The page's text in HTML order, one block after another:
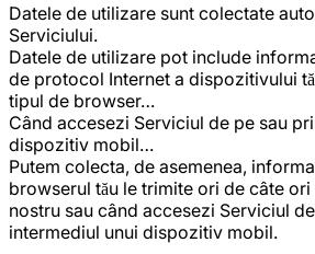
Datele de utilizare sunt colectate
Serviciului.
Datele de utilizare pot include
de protocol Internet a dispozitivului
tipul de browser…
Când accesezi Serviciul de pe sau
dispozitiv mobil…
Putem colecta, de asemenea,
browserul tău le trimite ori de câte
nostru sau când accesezi Serviciul
intermediul unui dispozitiv mobil.